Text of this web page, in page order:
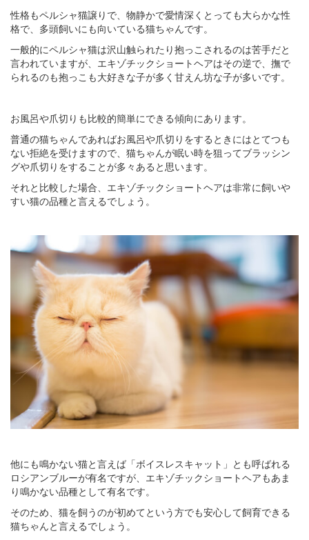
性格もペルシャ猫譲りで、物静かで愛情深くとっても大らかな性
格で、多頭飼いにも向いている猫ちゃんです。
一般的にペルシャ猫は沢山触られたり抱っこされるのは苦手だと
言われていますが、エキゾチックショートヘアはその逆で、撫で
られるのも抱っこも大好きな子が多く甘えん坊な子が多いです。
お風呂や爪切りも比較的簡単にできる傾向にあります。
普通の猫ちゃんであればお風呂や爪切りをするときにはとてつも
ない拒絶を受けますので、猫ちゃんが眠い時を狙ってブラッシン
グや爪切りをすることが多々あると思います。
それと比較した場合、エキゾチックショートヘアは非常に飼いや
すい猫の品種と言えるでしょう。
他にも鳴かない猫と言えば「ボイスレスキャット」とも呼ばれる
ロシアンブルーが有名ですが、エキゾチックショートヘアもあま
り鳴かない品種として有名です。
そのため、猫を飼うのが初めてという方でも安心して飼育できる
猫ちゃんと言えるでしょう。